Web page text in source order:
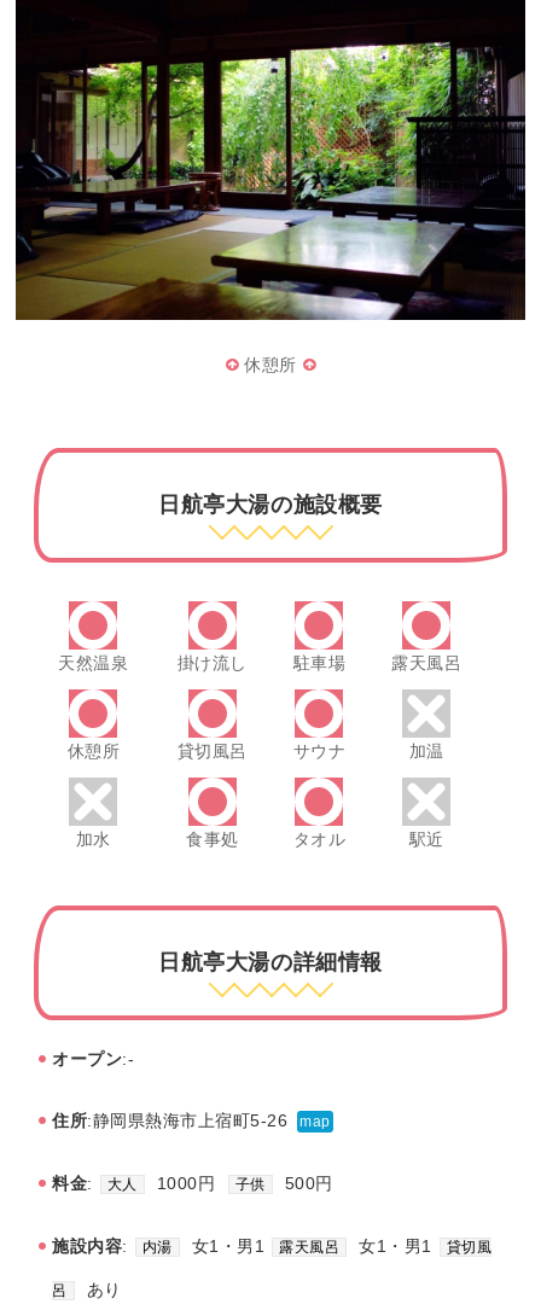
休憩所
日航亭大湯の施設概要
天然温泉 掛け流し 駐車場 露天風呂
休憩所 貸切風呂 サウナ 加温
加水 食事処 タオル 駅近
日航亭大湯の詳細情報
オープン:-
住所:静岡県熱海市上宿町5-26 map
料金: 大人 1000円 子供 500円
施設内容: 内湯 女1・男1 露天風呂 女1・男1 貸切風
呂 あり